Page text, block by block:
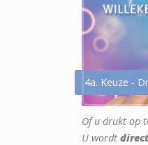
4a. Keuze -
Of u drukt op
U wordt